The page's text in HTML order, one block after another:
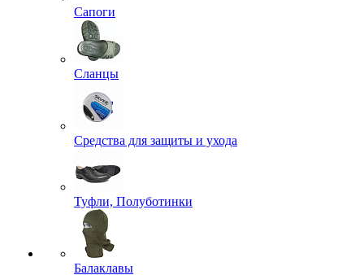
Сапоги
Сланцы
Средства для защиты и ухода
Туфли, Полуботинки
Балаклавы